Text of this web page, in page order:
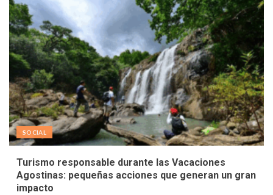
SOCIAL
Turismo responsable durante las Vacaciones
Agostinas: pequeñas acciones que generan un gran
impacto